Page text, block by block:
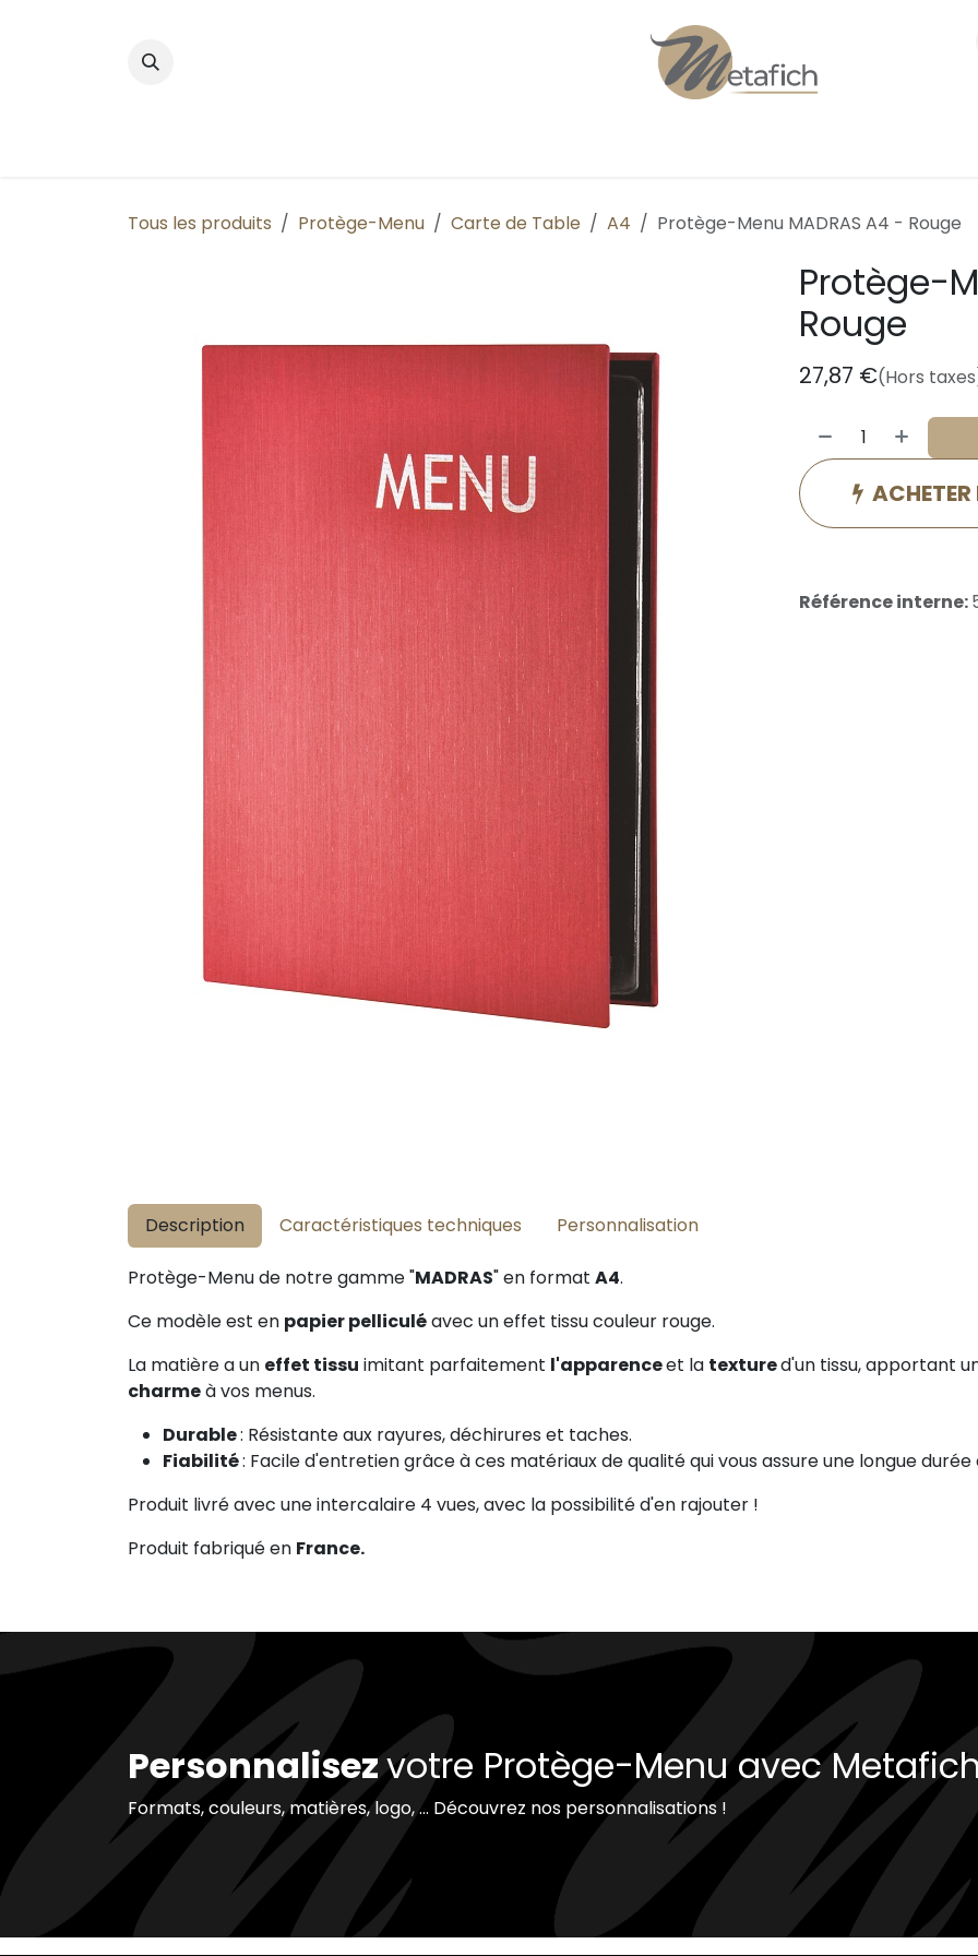
Tous les produits Protège-Menu Carte de Table A4 Protège-Menu MADRAS A4 - Rouge
Protège-
Rouge
27,87 €(Hors
Référence interne:
Description Caractéristiques techniques Personnalisation
Protège-Menu de notre gamme "MADRAS" en format A4.
Ce modèle est en papier pelliculéavec un effet tissu couleur rouge.
La matière a un effet tissu imitant parfaitement l'apparenceet la textured'un tissu, apportant
charmeà vos menus.
Durable: Résistante aux rayures, déchirures et taches.
Fiabilité: Facile d'entretien grâce à ces matériaux de qualité qui vous assure une longue
Produit livré avec une intercalaire 4 vues, avec la possibilité d'en rajouter !
Produit fabriqué en France.
Personnalisezvotre Protège-Menu avec
Formats, couleurs, matières, logo, ... Découvrez nos personnalisations !